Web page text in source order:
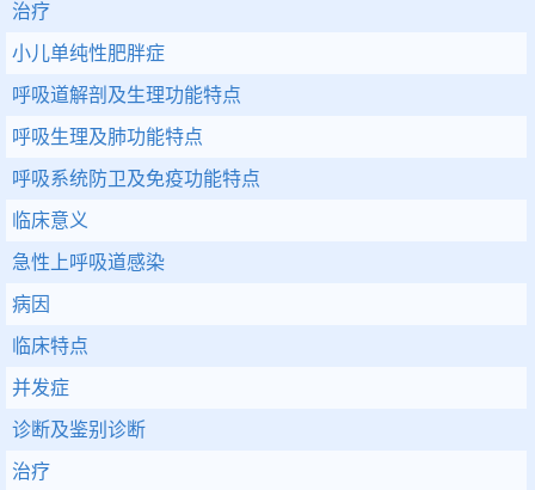
治疗
小儿单纯性肥胖症
呼吸道解剖及生理功能特点
呼吸生理及肺功能特点
呼吸系统防卫及免疫功能特点
临床意义
急性上呼吸道感染
病因
临床特点
并发症
诊断及鉴别诊断
治疗